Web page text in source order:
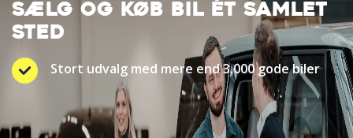
SÆLG OG KØB BIL ÉT SAMLET
STED
Stort udvalg med mere end 3.000 gode biler